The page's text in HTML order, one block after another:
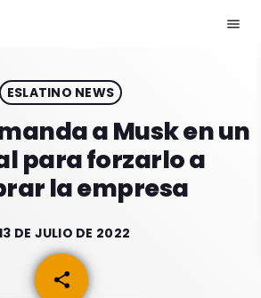
menu
ESLATINO NEWS
a Musk en un
para forzarlo a
la empresa
DE JULIO DE 2022
share
email